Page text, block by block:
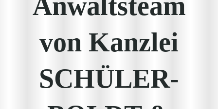
von Kanzlei
SCHÜLER-